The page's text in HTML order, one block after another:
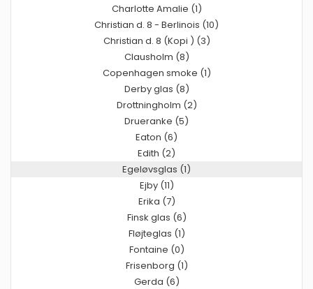
Charlotte Amalie (1)
Christian d. 8 - Berlinois (10)
Christian d. 8 (Kopi ) (3)
Clausholm (8)
Copenhagen smoke (1)
Derby glas (8)
Drottningholm (2)
Drueranke (5)
Eaton (6)
Edith (2)
Egeløvsglas (1)
Ejby (11)
Erika (7)
Finsk glas (6)
Fløjteglas (1)
Fontaine (0)
Frisenborg (1)
Gerda (6)